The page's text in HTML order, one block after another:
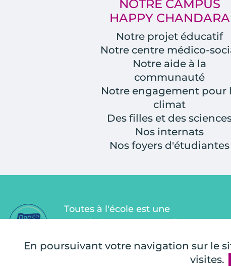
En poursuivant votre navigation sur le
visites.
NOTRE CAMPUS
HAPPY CHANDARA
Notre projet éducatif
Notre centre médico-
Notre aide à la
communauté
Notre engagement pour
climat
Des filles et des
Nos internats
Nos foyers d'étudiantes
Toutes à l'école est une
association Don en Confiance
un organisme indépendant qui
contrôle la bonne utilisation des